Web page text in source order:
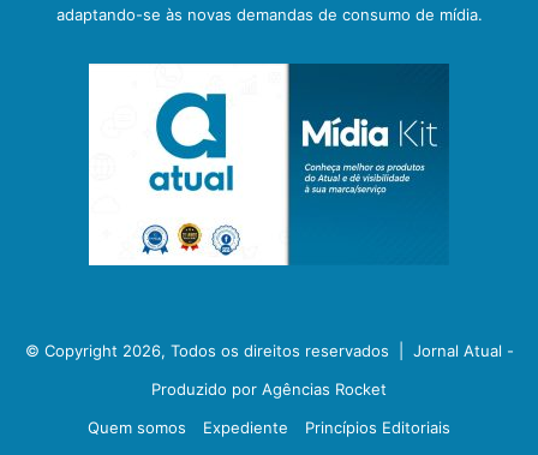
adaptando-se às novas demandas de consumo de mídia.
© Copyright 2026, Todos os direitos reservados | Jornal Atual -
Produzido por Agências Rocket
Quem somos
Expediente
Princípios Editoriais